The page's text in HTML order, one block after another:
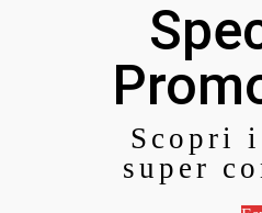
Scopri
super